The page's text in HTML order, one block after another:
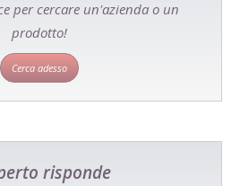
per cercare un'azienda o un
prodotto!
Cerca adesso
risponde